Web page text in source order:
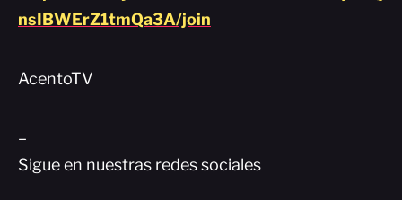
nsIBWErZ1tmQa3A/join
AcentoTV
–
Sigue en nuestras redes sociales